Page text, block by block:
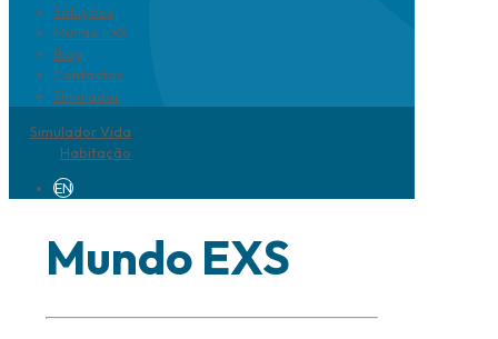
Soluções
Mundo EXS
Blog
Contactos
Simulador
Simulador Vida
Habitação
EN
Mundo EXS